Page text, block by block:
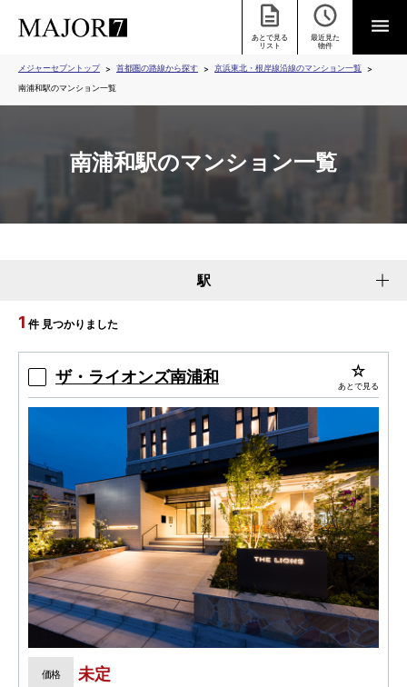
あとで見る
リスト
最近見た
物件
メジャーセブントップ 首都圏の路線から探す
京浜東北・根岸線沿線のマンション一覧
南浦和駅のマンション一覧
南浦和駅のマンション一覧
駅
1 件 見つかりました
ザ・ライオンズ南浦和 あとで見る
価格 未定